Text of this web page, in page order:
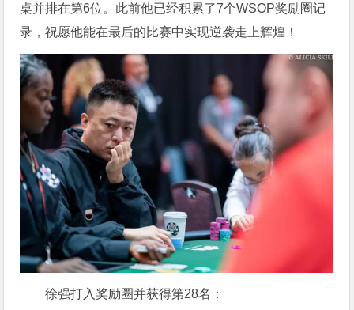
桌并排在第6位。此前他已经积累了7个WSOP奖励圈记
录，祝愿他能在最后的比赛中实现逆袭走上辉煌！
徐强打入奖励圈并获得第28名：